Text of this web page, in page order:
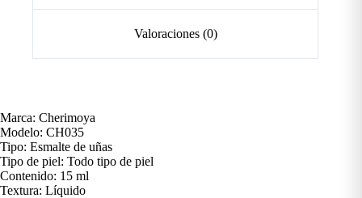
Valoraciones (0)
Marca: Cherimoya
Modelo: CH035
Tipo: Esmalte de uñas
Tipo de piel: Todo tipo de piel
Contenido: 15 ml
Textura: Líquido